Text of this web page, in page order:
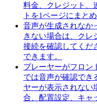
料金、クレジット、
トを1ページにまとめ
音声が生成されなか
きない場合は、クレ
接続を確認してくだ
できます。
プレーヤーがフロン
では音声が確認でき
ヤーが表示されない
合、配置設定、キャ